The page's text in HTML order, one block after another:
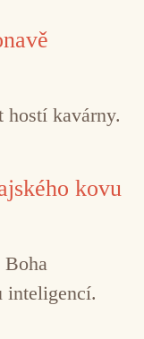
hostí kavárny.
kovu
inteligencí.